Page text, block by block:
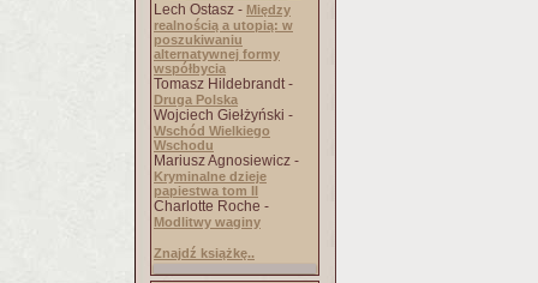
Lech Ostasz - Między
realnością a utopią: w
poszukiwaniu
alternatywnej formy
współbycia
Tomasz Hildebrandt -
Druga Polska
Wojciech Giełżyński -
Wschód Wielkiego
Wschodu
Mariusz Agnosiewicz -
Kryminalne dzieje
papiestwa tom II
Charlotte Roche -
Modlitwy waginy
Znajdź książkę..